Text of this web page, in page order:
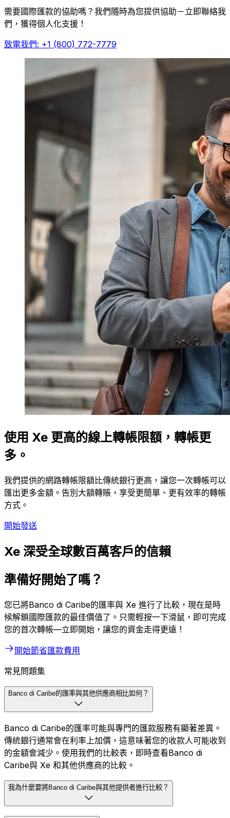
需要國際匯款的協助嗎？我們隨時為您提供協助－立即聯絡我
們，獲得個人化支援！
致電我們: +1 (800) 772-7779
使用 Xe 更高的線上轉帳限額，轉帳更
多。
我們提供的網路轉帳限額比傳統銀行更高，讓您一次轉帳可以
匯出更多金額。告別大額轉賬，享受更簡單、更有效率的轉帳
方式。
開始發送
Xe 深受全球數百萬客戶的信賴
準備好開始了嗎？
您已將Banco di Caribe的匯率與 Xe 進行了比較，現在是時
候解鎖國際匯款的最佳價值了。只需輕按一下滑鼠，即可完成
您的首次轉帳—立即開始，讓您的資金走得更遠！
開始節省匯款費用
常見問題集
Banco di Caribe的匯率與其他供應商相比如何？
Banco di Caribe的匯率可能與專門的匯款服務有顯著差異。
傳統銀行通常會在利率上加價，這意味著您的收款人可能收到
的金額會減少。使用我們的比較表，即時查看Banco di
Caribe與 Xe 和其他供應商的比較。
我為什麼要將Banco di Caribe與其他提供者進行比較？